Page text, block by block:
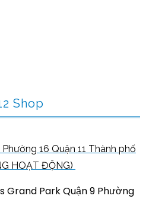
Shop
16 Quận 11 Thành phố
HOẠT ĐỘNG)
Grand Park Quận 9 Phường